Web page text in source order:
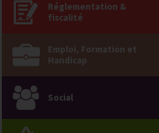
Réglementation &
fiscalité
Emploi, Formation et
Handicap
Social